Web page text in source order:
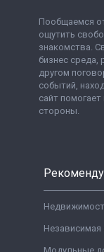
Пообщаемся
ощутить
знакомства.
бизнес среда,
другом
событий,
сайт
стороны.
Независимая